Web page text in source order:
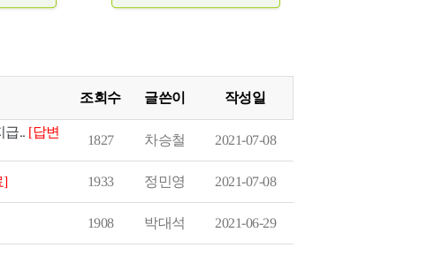
조회수 글쓴이 작성일
급.. [답변
1827 차승철 2021-07-08
] 1933 정민영 2021-07-08
1908 박대석 2021-06-29